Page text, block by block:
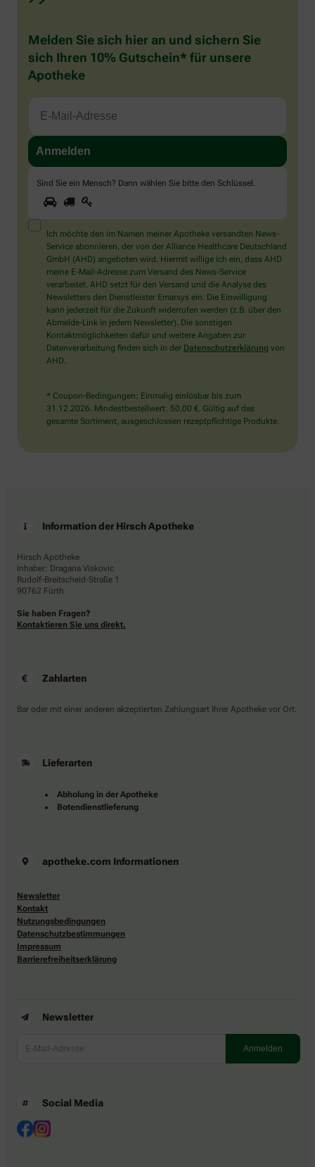
Melden Sie sich hier an und sichern Sie
sich Ihren 10% Gutschein* für unsere
Apotheke
Sind Sie ein Mensch? Dann wählen Sie bitte den Schlüssel
Sie
ein
Mensch?
Dann
wählen
Sie
bitte
den
Schlüssel.
1 2
Ich möchte den im Namen meiner Apotheke versandten News-
Service abonnieren, der von der Alliance Healthcare Deutschland
GmbH (AHD) angeboten wird. Hiermit willige ich ein, dass AHD
meine E-Mail-Adresse zum Versand des News-Service
verarbeitet. AHD setzt für den Versand und die Analyse des
Newsletters den Dienstleister Emarsys ein. Die Einwilligung
kann jederzeit für die Zukunft widerrufen werden (z.B. über den
Abmelde-Link in jedem Newsletter). Die sonstigen
Kontaktmöglichkeiten dafür und weitere Angaben zur
Datenverarbeitung finden sich in der Datenschutzerklärung von
AHD.
* Coupon-Bedingungen: Einmalig einlösbar bis zum
31.12.2026. Mindestbestellwert: 50,00 €. Gültig auf das
gesamte Sortiment, ausgeschlossen rezeptpflichtige Produkte.
Information der Hirsch Apotheke
Hirsch Apotheke
Inhaber: Dragana Viskovic
Rudolf-Breitscheid-Straße 1
90762 Fürth
Sie haben Fragen?
Kontaktieren Sie uns direkt.
Zahlarten
Bar oder mit einer anderen akzeptierten Zahlungsart Ihrer Apotheke vor Ort.
Lieferarten
Abholung in der Apotheke
Botendienstlieferung
apotheke.com Informationen
Newsletter
Kontakt
Nutzungsbedingungen
Datenschutzbestimmungen
Impressum
Barrierefreiheitserklärung
Newsletter
Social Media